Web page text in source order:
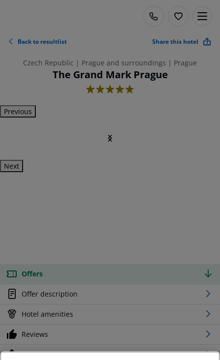
Back to resultlist Share this hotel
Czech Republic | Prague and surroundings | Prague
The Grand Mark Prague
5
Previous
Next
Offers
Offer description
Hotel amenities
Reviews
Location